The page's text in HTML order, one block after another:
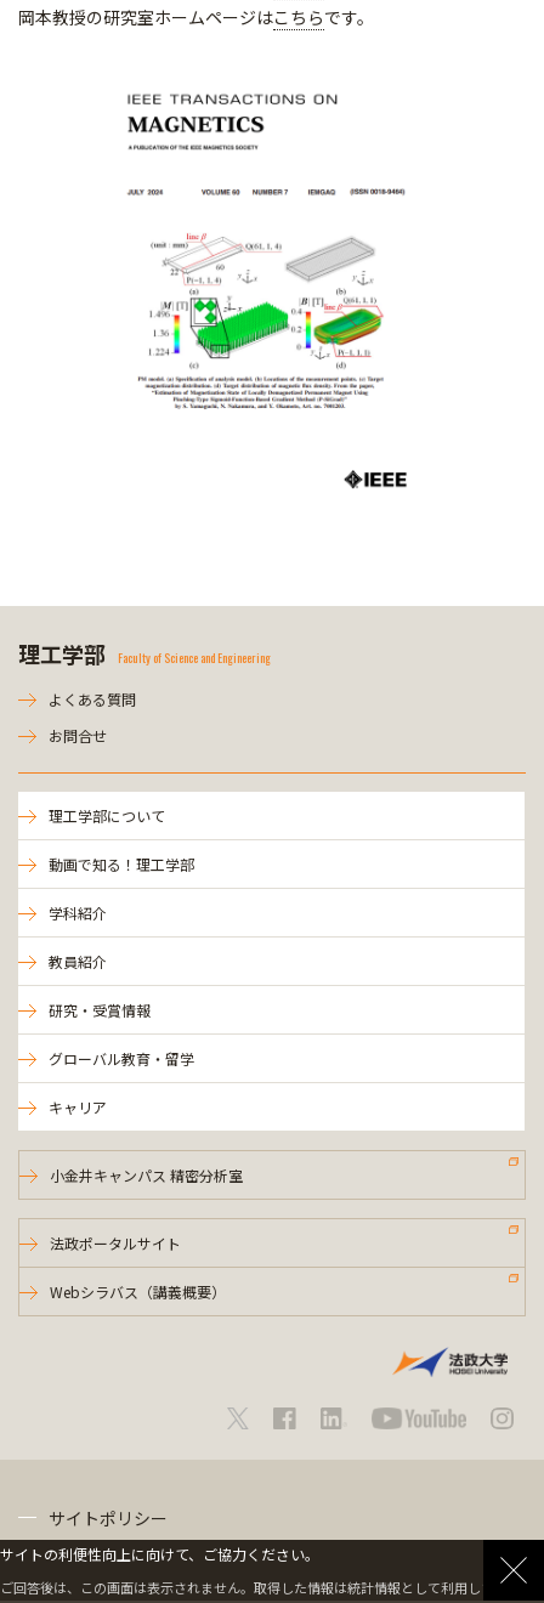
岡本教授の研究室ホームページはこちらです。
理工学部 Faculty of Science and Engineering
よくある質問
お問合せ
理工学部について
動画で知る！理工学部
学科紹介
教員紹介
研究・受賞情報
グローバル教育・留学
キャリア
小金井キャンパス 精密分析室
法政ポータルサイト
Webシラバス（講義概要）
サイトポリシー
サイトの利便性向上に向けて、ご協力ください。
ご回答後は、この画面は表示されません。取得した情報は統計情報として利用します。